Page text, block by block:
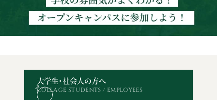
資料請求 オープン
大学生・社会人の方へ
COLLAGE STUDENTS / EMPLOYEES